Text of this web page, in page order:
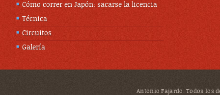
Cómo correr en Japón: sacarse la licencia
Técnica
Circuitos
Galería
Antonio Fajardo. Todos los